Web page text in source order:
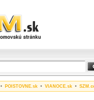
• POISTOVNE.sk • VIANOCE.sk •